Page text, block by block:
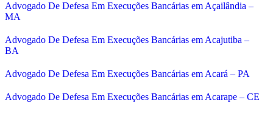
Advogado De Defesa Em Execuções Bancárias em Açailândia –
MA
Advogado De Defesa Em Execuções Bancárias em Acajutiba –
BA
Advogado De Defesa Em Execuções Bancárias em Acará – PA
Advogado De Defesa Em Execuções Bancárias em Acarape – CE